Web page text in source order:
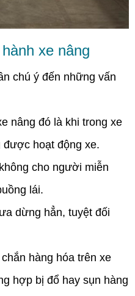
xe nâng
chú ý đến những vấn
nâng đó là khi trong xe
hoạt động xe.
cho người miễn
lái.
dừng hẳn, tuyệt đối
hàng hóa trên xe
hợp bị đổ hay sụn hàng